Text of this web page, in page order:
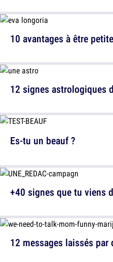
10 avantages à être petite
12 signes astrologiques
12 messages laissés
Es-tu un beauf ?
+40 signes que tu viens